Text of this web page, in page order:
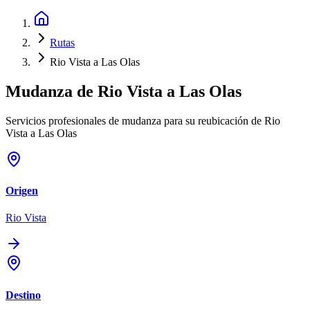
Rutas
Rio Vista a Las Olas
Mudanza de Rio Vista a Las Olas
Servicios profesionales de mudanza para su reubicación de Rio
Vista a Las Olas
Origen
Rio Vista
Destino